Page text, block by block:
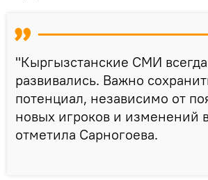
"Кыргызстанские СМИ
развивались. Важно
потенциал, независимо от
новых игроков и изменений
отметила Сарногоева.